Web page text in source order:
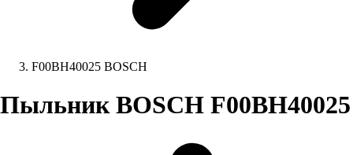
F00BH40025 BOSCH
Пыльник BOSCH F00BH40025